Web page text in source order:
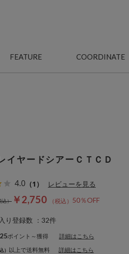
FEATURE COORDINATE
イヤードシアーＣＴＣＤ
4.0 （1） レビューを見る
￥2,750 50％OFF
り登録数 ：32件
25ポイント～獲得 詳細はこちら
以上で送料無料 詳細はこちら